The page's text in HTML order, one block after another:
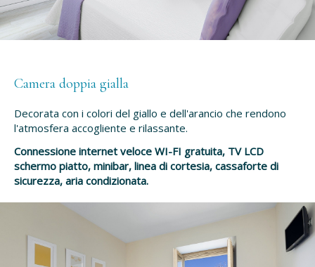
Camera doppia gialla
Decorata con i colori del giallo e dell'arancio che rendono
l'atmosfera accogliente e rilassante.
Connessione internet veloce WI-FI gratuita, TV LCD
schermo piatto, minibar, linea di cortesia, cassaforte di
sicurezza, aria condizionata.